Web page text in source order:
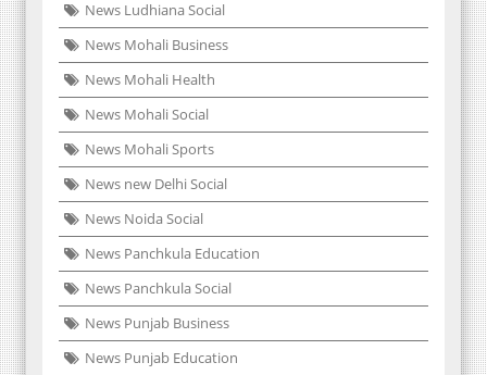
News Ludhiana Social
News Mohali Business
News Mohali Health
News Mohali Social
News Mohali Sports
News new Delhi Social
News Noida Social
News Panchkula Education
News Panchkula Social
News Punjab Business
News Punjab Education